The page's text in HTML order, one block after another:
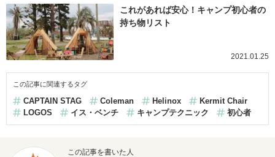
これがあれば安心！キャンプ初心者の
持ち物リスト
2021.01.25
この記事に関連するタグ
CAPTAIN STAG Coleman Helinox
Kermit Chair
LOGOS
イス・ベンチ キャンプテクニック 初心者
この記事を書いた人